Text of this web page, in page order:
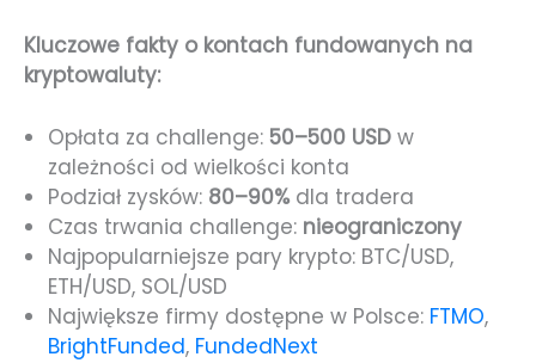
Kluczowe fakty o kontach fundowanych na
kryptowaluty:
Opłata za challenge: 50–500 USD w
zależności od wielkości konta
Podział zysków: 80–90%dla tradera
Czas trwania challenge: nieograniczony
Najpopularniejsze pary krypto: BTC/USD,
ETH/USD, SOL/USD
Największe firmy dostępne w Polsce: FTMO,
BrightFunded, FundedNext